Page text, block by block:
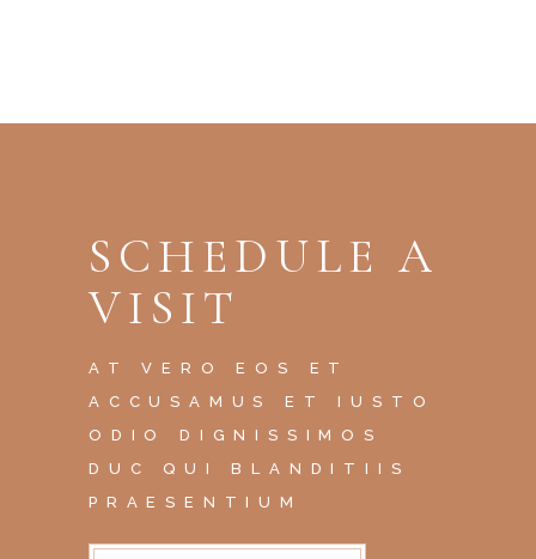
SCHEDULE A
VISIT
AT VERO EOS ET
ACCUSAMUS ET IUSTO
ODIO DIGNISSIMOS
DUC QUI BLANDITIIS
PRAESENTIUM